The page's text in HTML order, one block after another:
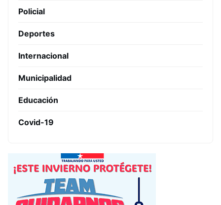
Policial
Deportes
Internacional
Municipalidad
Educación
Covid-19